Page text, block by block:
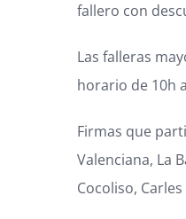
fallero con
Las falleras
horario de 10h
Firmas que
Valenciana, La
Cocoliso,